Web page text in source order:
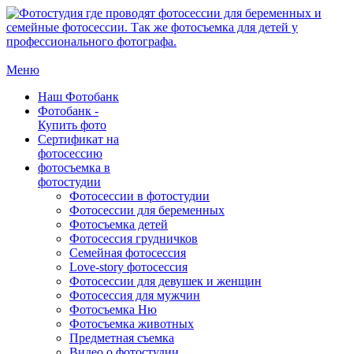
Меню
Наш Фотобанк
Фотобанк -
Купить фото
Сертификат на
фотосессию
фотосъемка в
фотостудии
Фотосессии в фотостудии
Фотосессии для беременных
Фотосъемка детей
Фотосессия грудничков
Семейная фотосессия
Love-story фотосессия
Фотосессии для девушек и женщин
Фотосессия для мужчин
Фотосъемка Ню
Фотосъемка животных
Предметная съемка